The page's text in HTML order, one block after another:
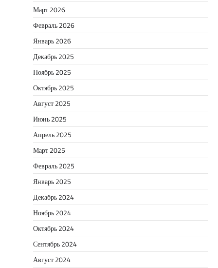
Март 2026
Февраль 2026
Январь 2026
Декабрь 2025
Ноябрь 2025
Октябрь 2025
Август 2025
Июнь 2025
Апрель 2025
Март 2025
Февраль 2025
Январь 2025
Декабрь 2024
Ноябрь 2024
Октябрь 2024
Сентябрь 2024
Август 2024